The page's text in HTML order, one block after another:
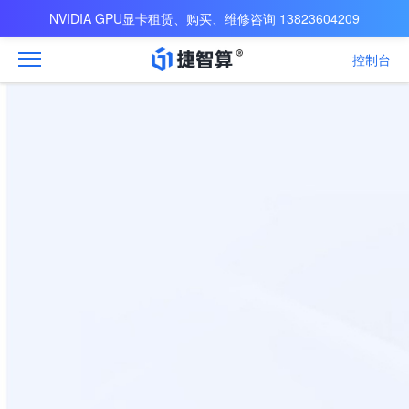
NVIDIA GPU显卡租赁、购买、维修咨询 13823604209
控制台